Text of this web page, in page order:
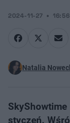
2024-11-27 16:56
Natalia
styczeń.